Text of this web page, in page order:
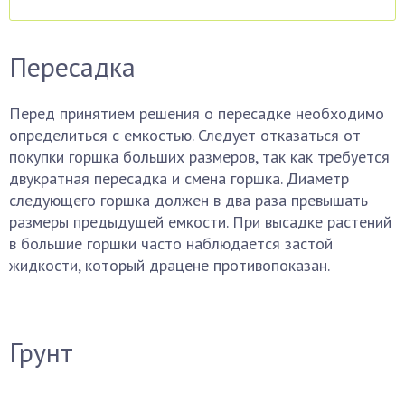
Пересадка
Перед принятием решения о пересадке необходимо
определиться с емкостью. Следует отказаться от
покупки горшка больших размеров, так как требуется
двукратная пересадка и смена горшка. Диаметр
следующего горшка должен в два раза превышать
размеры предыдущей емкости. При высадке растений
в большие горшки часто наблюдается застой
жидкости, который драцене противопоказан.
Грунт